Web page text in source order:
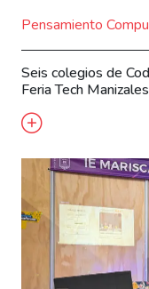
Pensamiento
Seis colegios de
Feria Tech Manizales